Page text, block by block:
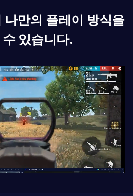
나만의 플레이 방식을
수 있습니다.